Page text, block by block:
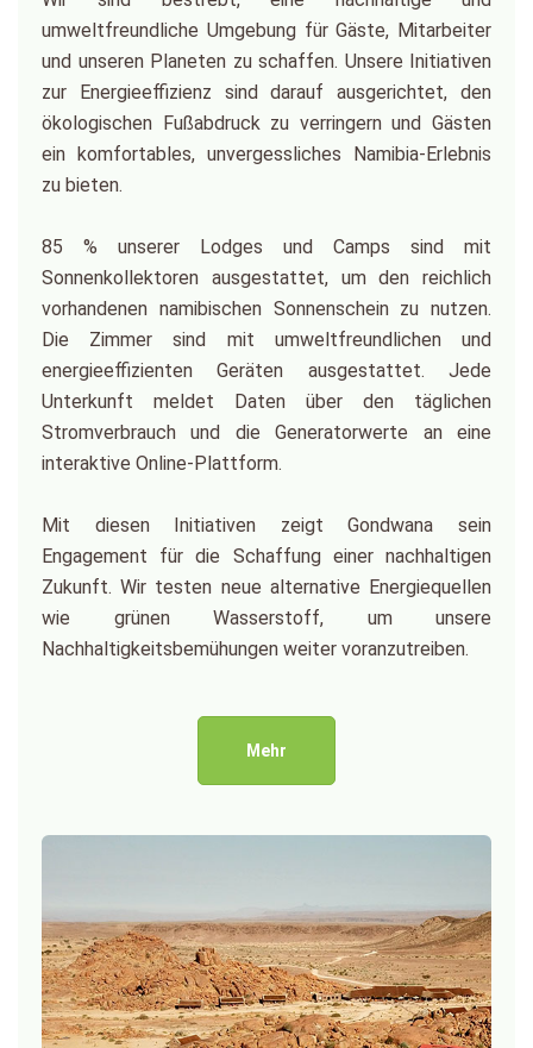
umweltfreundliche Umgebung für Gäste, Mitarbeiter
und unseren Planeten zu schaffen. Unsere Initiativen
zur Energieeffizienz sind darauf ausgerichtet, den
ökologischen Fußabdruck zu verringern und Gästen
ein komfortables, unvergessliches Namibia-Erlebnis
zu bieten.
85 % unserer Lodges und Camps sind mit
Sonnenkollektoren ausgestattet, um den reichlich
vorhandenen namibischen Sonnenschein zu nutzen.
Die Zimmer sind mit umweltfreundlichen und
energieeffizienten Geräten ausgestattet. Jede
Unterkunft meldet Daten über den täglichen
Stromverbrauch und die Generatorwerte an eine
interaktive Online-Plattform.
Mit diesen Initiativen zeigt Gondwana sein
Engagement für die Schaffung einer nachhaltigen
Zukunft. Wir testen neue alternative Energiequellen
wie grünen Wasserstoff, um unsere
Nachhaltigkeitsbemühungen weiter voranzutreiben.
Mehr